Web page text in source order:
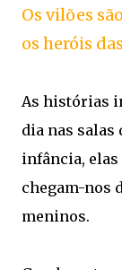
Os vilões
os heróis
As histórias
dia nas salas
infância,
chegam-nos
meninos.